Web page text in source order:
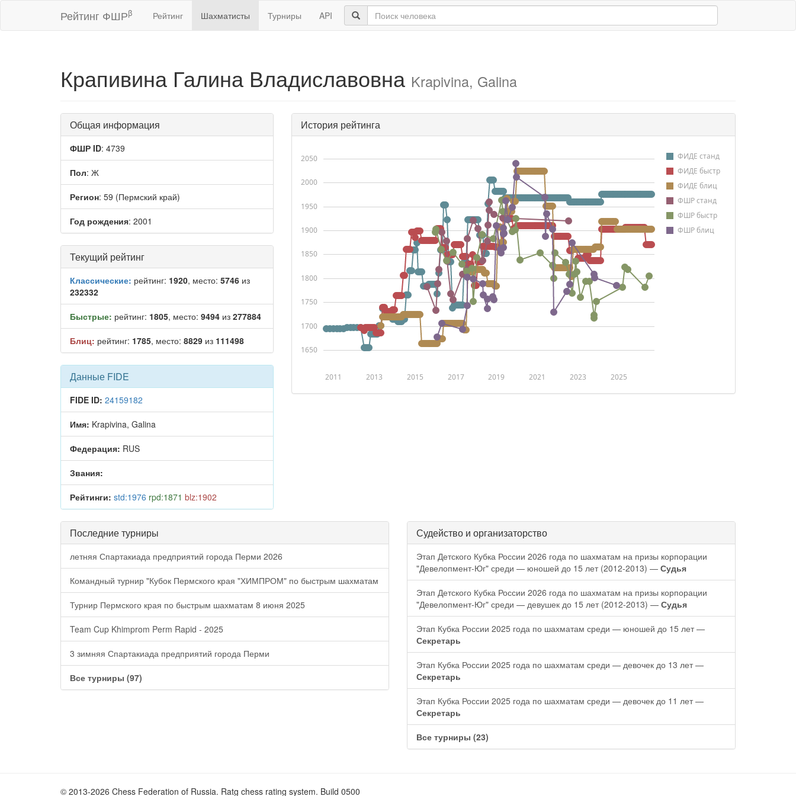
Рейтинг ФШРβ Рейтинг Шахматисты Турниры API
Крапивина Галина Владиславовна Krapivina, Galina
Общая информация
ФШР ID: 4739
Пол: Ж
Регион: 59 (Пермский край)
Год рождения: 2001
Текущий рейтинг
Классические: рейтинг: 1920, место: 5746 из
232332
Быстрые: рейтинг: 1805, место: 9494 из 277884
Блиц: рейтинг: 1785, место: 8829 из 111498
Данные FIDE
FIDE ID: 24159182
Имя: Krapivina, Galina
Федерация: RUS
Звания:
Рейтинги: std:1976 rpd:1871 blz:1902
История рейтинга
ФИДЕ станд
ФИДЕ быстр
ФИДЕ блиц
ФШР станд
ФШР быстр
ФШР блиц
2011 2013 2015 2017 2019 2021 2023 2025
1650
1700
1750
1800
1850
1900
1950
2000
2050
Последние турниры
летняя Спартакиада предприятий города Перми 2026
Командный турнир "Кубок Пермского края "ХИМПРОМ" по быстрым шахматам
Турнир Пермского края по быстрым шахматам 8 июня 2025
Team Cup Khimprom Perm Rapid - 2025
3 зимняя Спартакиада предприятий города Перми
Все турниры (97)
Судейство и организаторство
Этап Детского Кубка России 2026 года по шахматам на призы корпорации
"Девелопмент-Юг" среди — юношей до 15 лет (2012-2013) — Судья
Этап Детского Кубка России 2026 года по шахматам на призы корпорации
"Девелопмент-Юг" среди — девушек до 15 лет (2012-2013) — Судья
Этап Кубка России 2025 года по шахматам среди — юношей до 15 лет —
Секретарь
Этап Кубка России 2025 года по шахматам среди — девочек до 13 лет —
Секретарь
Этап Кубка России 2025 года по шахматам среди — девочек до 11 лет —
Секретарь
Все турниры (23)
© 2013-2026 Chess Federation of Russia. Ratg chess rating system. Build 0500